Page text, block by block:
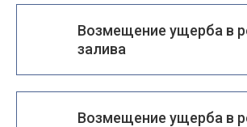
Возмещение ущерба в
залива
Возмещение ущерба в